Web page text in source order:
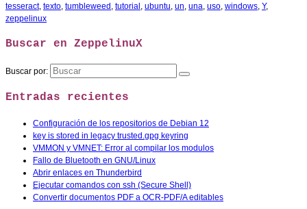
tesseract, texto, tumbleweed , tutorial , ubuntu, un, una, uso, windows, Y,
zeppelinux
Buscar en ZeppelinuX
Buscar por:
Entradas recientes
Configuración de los repositorios de Debian 12
key is stored in legacy trusted.gpg keyring
VMMON y VMNET: Error al compilar los modulos
Fallo de Bluetooth en GNU/Linux
Abrir enlaces en Thunderbird
Ejecutar comandos con ssh (Secure Shell)
Convertir documentos PDF a OCR-PDF/A editables